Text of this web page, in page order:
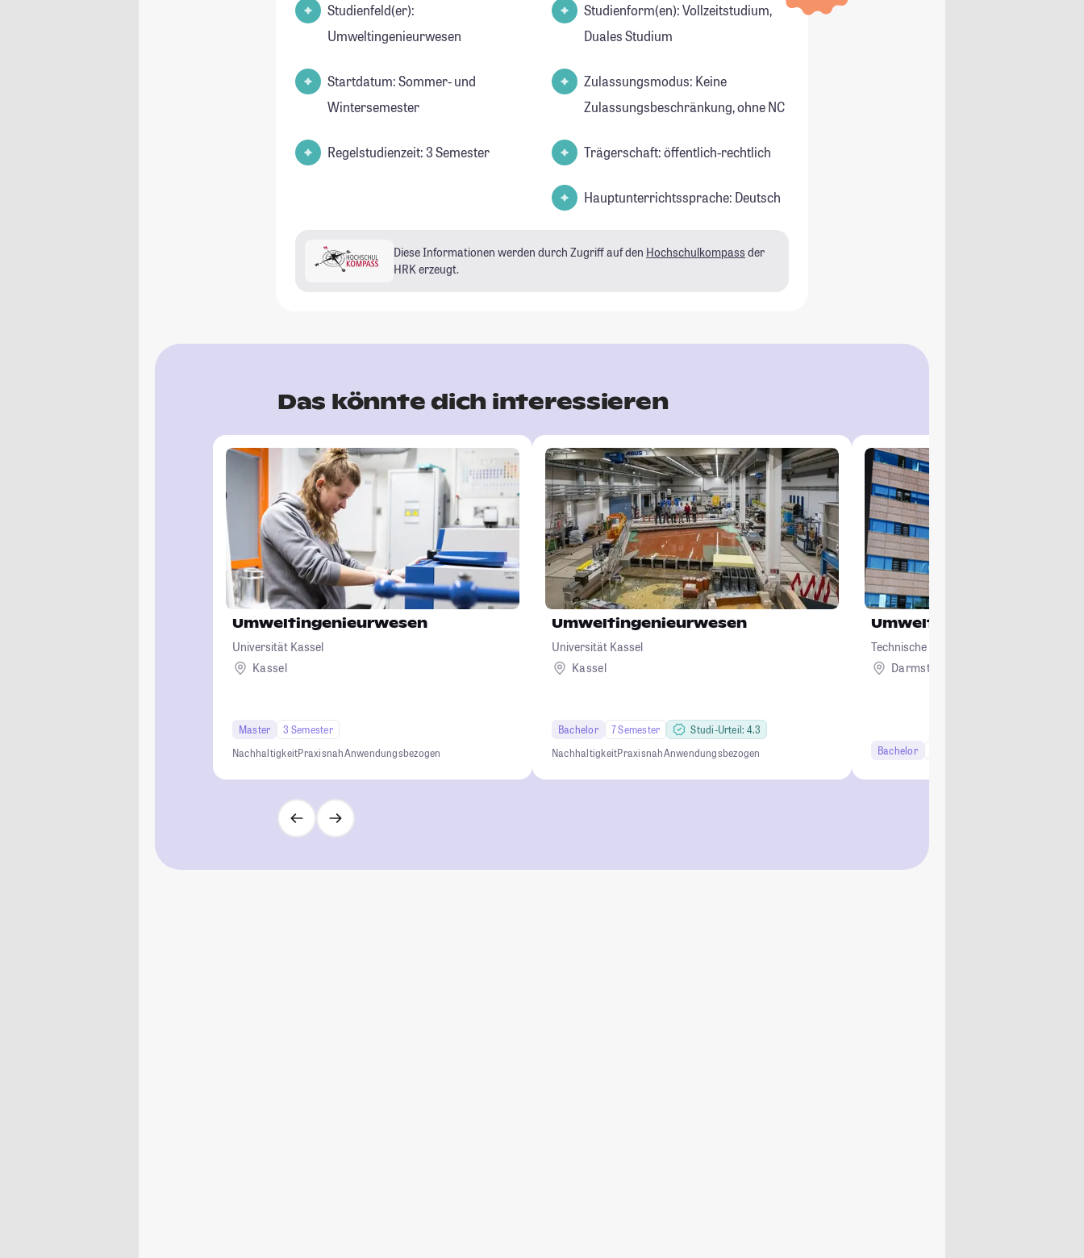
Studienfeld(er):
Umweltingenieurwesen
Startdatum: Sommer- und
Wintersemester
Regelstudienzeit: 3 Semester
Studienform(en): Vollzeitstudium,
Duales Studium
Zulassungsmodus: Keine
Zulassungsbeschränkung, ohne NC
Trägerschaft: öffentlich-rechtlich
Hauptunterrichtssprache: Deutsch
Diese Informationen werden durch Zugriff auf den Hochschulkompass der
HRK erzeugt.
Das könnte dich interessieren
Umweltingenieurwesen
Universität Kassel
Kassel
Master
3 Semester
NachhaltigkeitPraxisnahAnwendungsbezogen
Umweltingenieurwesen
Universität Kassel
Kassel
Bachelor 7 Semester
Studi-Urteil: 4.3
NachhaltigkeitPraxisnahAnwendungsbezogen
Technische Universität Darmstadt
Darmstadt
Bachelor